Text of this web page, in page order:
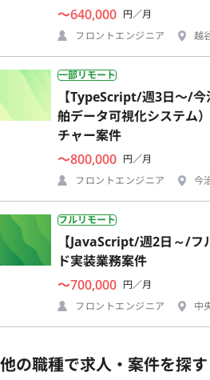
〜640,000 円／月
フロントエンジニア
越
一部リモート
【TypeScript/週3日〜/
舶データ可視化システム
チャー案件
〜800,000 円／月
フロントエンジニア
今
フルリモート
【JavaScript/週2日～/フ
ド実装業務案件
〜700,000 円／月
フロントエンジニア
中
他の職種で求人・案件を探す